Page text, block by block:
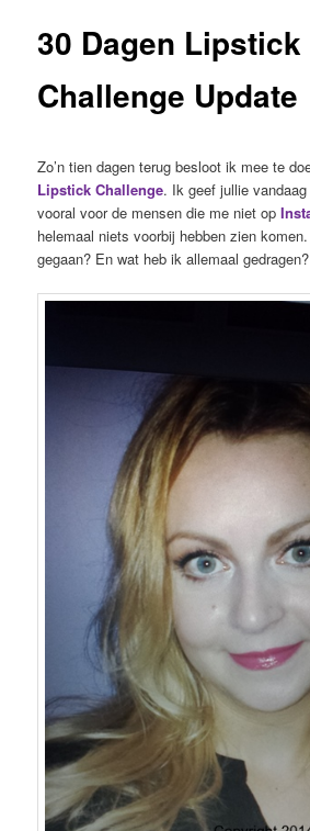
30 Dagen Lipstick
Challenge Update
Zo’n tien dagen terug besloot ik mee te
Lipstick Challenge. Ik geef jullie
vooral voor de mensen die me niet op
helemaal niets voorbij hebben zien
gegaan? En wat heb ik allemaal gedragen?